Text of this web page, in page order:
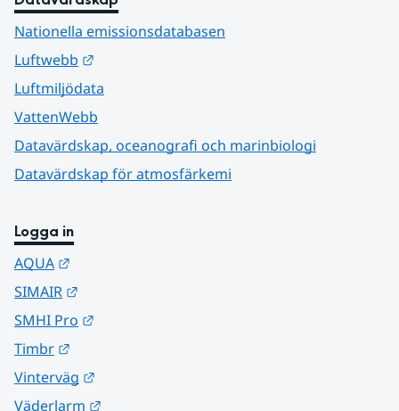
Nationella emissionsdatabasen
Luftwebb
Luftmiljödata
VattenWebb
Datavärdskap, oceanografi och marinbiologi
Datavärdskap för atmosfärkemi
Logga in
AQUA
SIMAIR
SMHI Pro
Timbr
Vinterväg
Väderlarm